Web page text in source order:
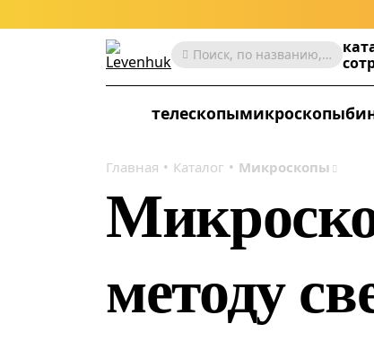
Поиск, по названию, артикулу, категории и др.
телескопымикроскопы
Главная Каталог Микроскопы
методу